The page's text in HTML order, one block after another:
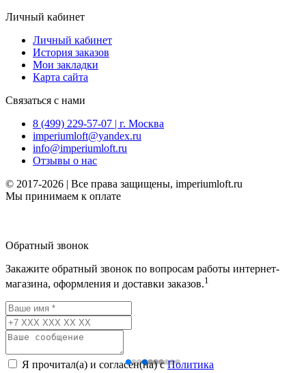
Личный кабинет
Личный кабинет
История заказов
Мои закладки
Карта сайта
Связаться с нами
8 (499) 229-57-07 | г. Москва
imperiumloft@yandex.ru
info@imperiumloft.ru
Отзывы о нас
© 2017-2026 | Все права защищены, imperiumloft.ru
Мы принимаем к оплате
Обратный звонок
Закажите обратный звонок по вопросам работы интернет-
магазина, оформления и доставки заказов.1
Я прочитал(а) и согласен(на) сПолитика